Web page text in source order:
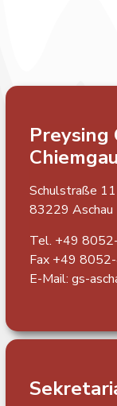
Preysing
Chiemgau
Schulstraße 11
83229 Aschau
Tel. +49
Fax +49
E-Mail: gs-